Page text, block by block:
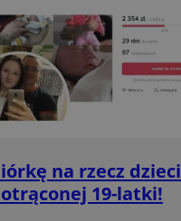
na rzecz dzieci
19-latki!